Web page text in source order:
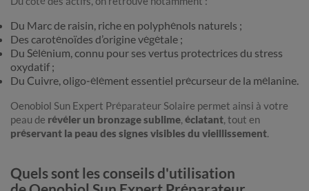
Du Marc de raisin, riche en polyphénols naturels ;
Des caroténoïdes d’origine végétale ;
Du Sélénium, connu pour ses vertus protectrices du stress
oxydatif ;
Du Cuivre, oligo-élément essentiel précurseur de la mélanine.
Oenobiol Sun Expert Préparateur Solaire permet ainsi à votre
peau de révéler un bronzage sublime, éclatant, tout en
préservant la peau des signes visibles du vieillissement.
Quels sont les conseils d'utilisation